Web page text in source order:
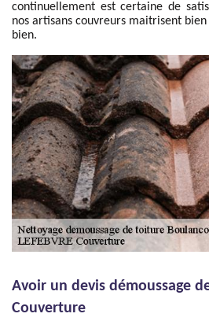
continuellement est certaine de
nos artisans couvreurs maitrisent
bien.
Avoir un devis démoussage de
Couverture